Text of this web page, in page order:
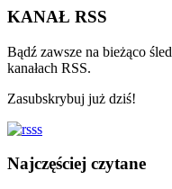
KANAŁ RSS
Bądź zawsze na bieżąco
kanałach RSS.
Zasubskrybuj już dziś!
Najczęściej czytane